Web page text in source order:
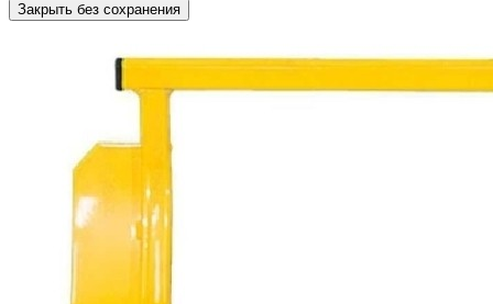
Закрыть без сохранения